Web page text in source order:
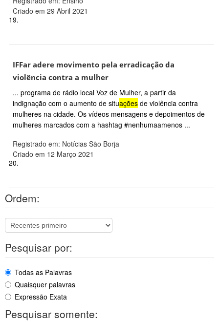
Criado em 29 Abril 2021
19.
IFFar adere movimento pela erradicação da
violência contra a mulher
... programa de rádio local Voz de Mulher, a partir da
indignação com o aumento de situações de violência contra
mulheres na cidade. Os vídeos mensagens e depoimentos de
mulheres marcados com a hashtag #nenhumaamenos ...
Registrado em: Notícias São Borja
Criado em 12 Março 2021
20.
Ordem:
Pesquisar por:
Todas as Palavras
Quaisquer palavras
Expressão Exata
Pesquisar somente: